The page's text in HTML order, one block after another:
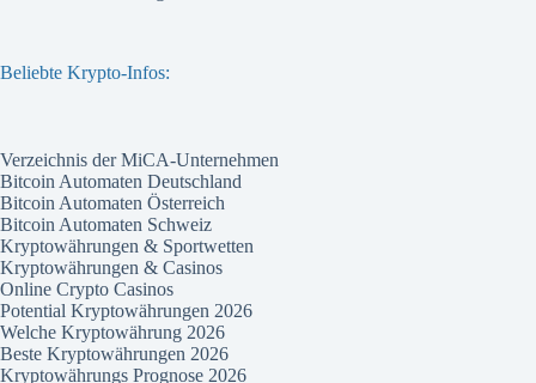
Beliebte Krypto-Infos:
Verzeichnis der MiCA-Unternehmen
Bitcoin Automaten Deutschland
Bitcoin Automaten Österreich
Bitcoin Automaten Schweiz
Kryptowährungen & Sportwetten
Kryptowährungen & Casinos
Online Crypto Casinos
Potential Kryptowährungen 2026
Welche Kryptowährung 2026
Beste Kryptowährungen 2026
Kryptowährungs Prognose 2026